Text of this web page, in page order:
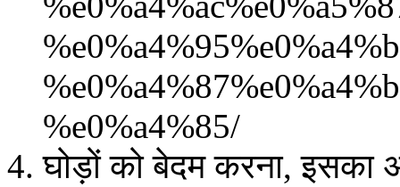
%e0%a4%85/
घोड़ों को बेदम करना, इसका